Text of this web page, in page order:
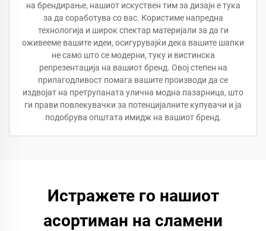
на брендирање, нашиот искуствен тим за дизајн е тука
за да соработува со вас. Користиме напредна
технологија и широк спектар материјали за да ги
оживееме вашите идеи, осигурувајќи дека вашите шапки
не само што се модерни, туку и вистинска
репрезентација на вашиот бренд. Овој степен на
прилагодливост помага вашите производи да се
издвојат на претрупаната улична модна пазарница, што
ги прави повлекувачки за потенцијалните купувачи и ја
подобрува општата имидж на вашиот бренд.
Истражете го нашиот
асортиман на сламени